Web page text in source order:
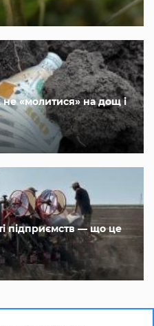
«молитися» на дощ і
підприємств — що це